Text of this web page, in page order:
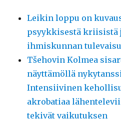
Leikin loppu on
psyykkisestä kriisistä
ihmiskunnan
Tšehovin Kolmea
näyttämöllä
Intensiivinen
akrobatiaa
tekivät vaikutuksen